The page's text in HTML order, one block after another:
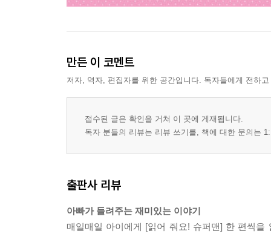
만든 이 코멘트
저자, 역자, 편집자를 위한 공간입니다. 독자들에게 전하
접수된 글은 확인을 거쳐 이 곳에 게재됩니다.
독자 분들의 리뷰는 리뷰 쓰기를, 책에 대한 문의는
출판사 리뷰
아빠가 들려주는 재미있는 이야기
매일매일 아이에게 [읽어 줘요! 슈퍼맨] 한 편씩